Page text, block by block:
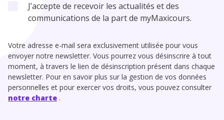
J’accepte de recevoir les actualités et des
communications de la part de myMaxicours.
Votre adresse e-mail sera exclusivement utilisée pour vous
envoyer notre newsletter. Vous pourrez vous désinscrire à tout
moment, à travers le lien de désinscription présent dans chaque
newsletter. Pour en savoir plus sur la gestion de vos données
personnelles et pour exercer vos droits, vous pouvez consulter
notre charte .